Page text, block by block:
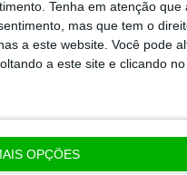
Tenha em atenção
mas que tem o
a este website. Você pode
a este site e clicando
OPÇÕES
devido ao surto
uma série de
de Doenças e
a Roménia